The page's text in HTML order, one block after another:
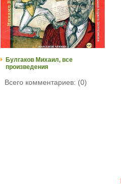
Булгаков Михаил, все
произведения
Всего комментариев: (0)